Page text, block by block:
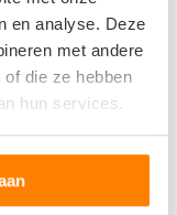
en analyse. Deze
met andere
die ze hebben
hun services.